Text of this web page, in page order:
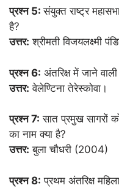
प्रश्न 5:संयुक्त राष्ट्र
है?
उत्तर: श्रीमती विजयलक्ष्मी
प्रश्न 6: अंतरिक्ष में जाने
उत्तर: वेलेण्टिना तेरेस्कोवा।
प्रश्न 7: सात प्रमुख सागरों
का नाम क्या है?
उत्तर: बुला चौधरी (2004)
प्रश्न 8: प्रथम अंतरिक्ष